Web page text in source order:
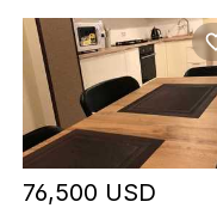
76,500 USD